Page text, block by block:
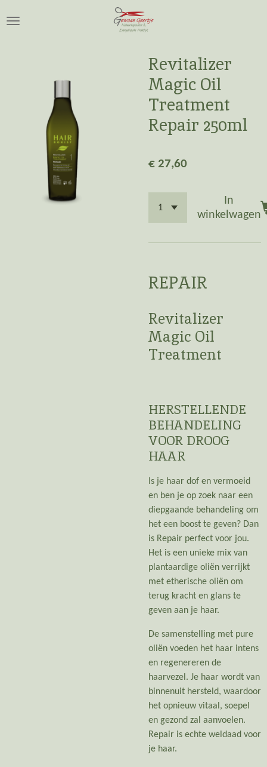
direct
Revitalizer
Magic Oil
Treatment
Repair 250ml
€ 27,60
In
winkelwagen
REPAIR
Revitalizer
Magic Oil
Treatment
HERSTELLENDE
BEHANDELING
VOOR DROOG
HAAR
Is je haar dof en vermoeid
en ben je op zoek naar een
diepgaande behandeling om
het een boost te geven? Dan
is Repair perfect voor jou.
Het is een unieke mix van
plantaardige oliën verrijkt
met etherische oliën om
terug kracht en glans te
geven aan je haar.
De samenstelling met pure
oliën voeden het haar intens
en regenereren de
haarvezel. Je haar wordt van
binnenuit hersteld, waardoor
het opnieuw vitaal, soepel
en gezond zal aanvoelen.
Repair is echte weldaad voor
je haar.